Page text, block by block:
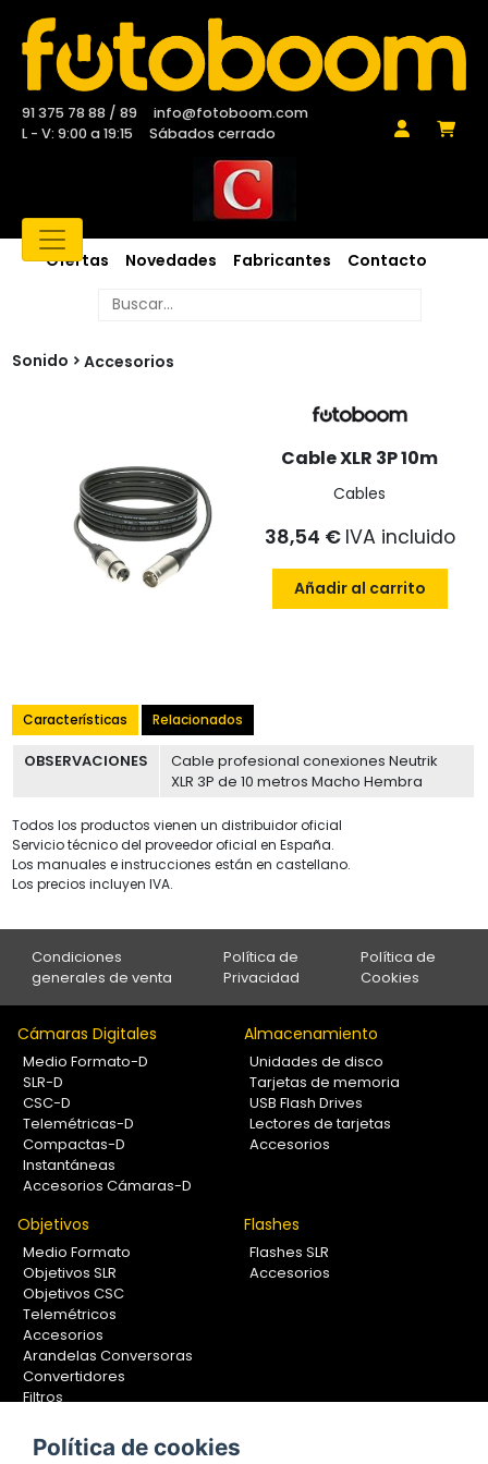
91 375 78 88 / 89
info@fotoboom.com
L - V: 9:00 a 19:15
Sábados cerrado
Ofertas Novedades Fabricantes Contacto
Sonido Accesorios
Cable XLR 3P 10m
Cables
38,54 € IVA incluido
Añadir al carrito
Características Relacionados
OBSERVACIONES
Cable profesional conexiones Neutrik
XLR 3P de 10 metros Macho Hembra
Todos los productos vienen un distribuidor oficial
Servicio técnico del proveedor oficial en España.
Los manuales e instrucciones están en castellano.
Los precios incluyen IVA.
Condiciones
generales de venta
Política de
Privacidad
Política de
Cookies
Cámaras Digitales
Medio Formato-D
SLR-D
CSC-D
Telemétricas-D
Compactas-D
Instantáneas
Accesorios Cámaras-D
Almacenamiento
Unidades de disco
Tarjetas de memoria
USB Flash Drives
Lectores de tarjetas
Accesorios
Objetivos
Medio Formato
Objetivos SLR
Objetivos CSC
Telemétricos
Accesorios
Arandelas Conversoras
Convertidores
Filtros
Calibradores
Flashes
Flashes SLR
Accesorios
Política de cookies